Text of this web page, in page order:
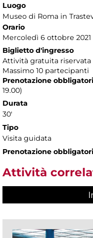
Luogo
Museo di Roma in
Orario
Mercoledì 6 ottobre 2021
Biglietto d'ingresso
Attività gratuita riservata
Massimo 10 partecipanti
Prenotazione
19.00)
Durata
30'
Tipo
Visita guidata
Prenotazione
Attività